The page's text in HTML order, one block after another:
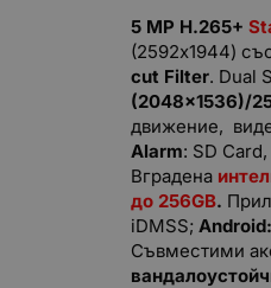
5 MP H.265+
(2592x1944)
cut Filter. Dual
(2048x1536)/
движение,
Alarm: SD
Вграденa
до 256GB.
iDMSS; Android:
Съвместими